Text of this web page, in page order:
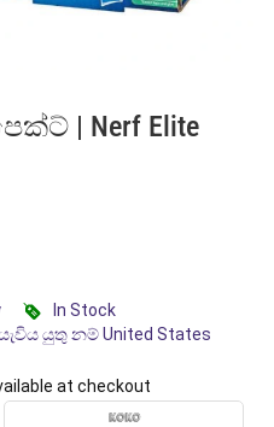
| Nerf Elite
In Stock
යුතු නම් United States
at checkout